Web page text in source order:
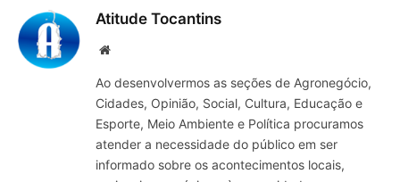
Atitude Tocantins
Site
Ao desenvolvermos as seções de Agronegócio,
Cidades, Opinião, Social, Cultura, Educação e
Esporte, Meio Ambiente e Política procuramos
atender a necessidade do público em ser
informado sobre os acontecimentos locais,